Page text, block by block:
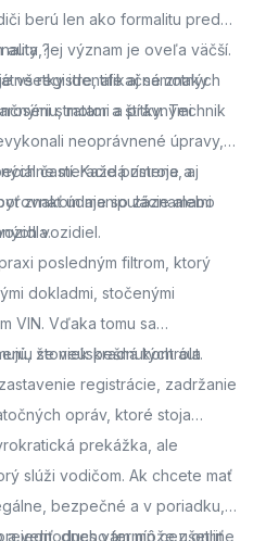
berú len ako formalitu pred
jej význam je oveľa väčší.
registre, ale aj samotných
stratami a právnymi
?
všetky identifikačné znaky
motor a štítky. Technik
neoprávnené úpravy,
častí. Každá zmena, aj
znakom manipulácie alebo
meracie prístroje a
údaje so záznamami
vozidiel.
posledným filtrom, ktorý
dokladmi, stočenými
VIN. Vďaka tomu sa
stoviek kradnutých áut.
že neúspešná kontrola
registrácie, zadržanie
opráv, ktoré stoja
prekážka, ale
slúži vodičom. Ak chcete mať
bezpečné a v poriadku,
dnes vám môže ušetriť
a jednoducho termín cez online